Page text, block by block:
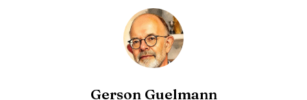
Gerson Guelmann